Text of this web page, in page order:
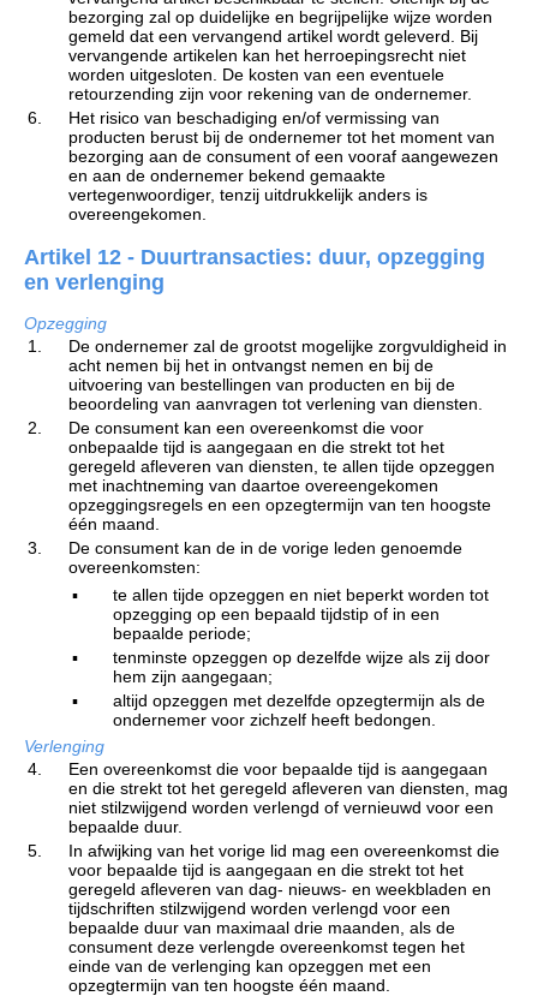
bezorging zal op duidelijke en begrijpelijke wijze worden
gemeld dat een vervangend artikel wordt geleverd. Bij
vervangende artikelen kan het herroepingsrecht niet
worden uitgesloten. De kosten van een eventuele
retourzending zijn voor rekening van de ondernemer.
6.
Het risico van beschadiging en/of vermissing van
producten berust bij de ondernemer tot het moment van
bezorging aan de consument of een vooraf aangewezen
en aan de ondernemer bekend gemaakte
vertegenwoordiger, tenzij uitdrukkelijk anders is
overeengekomen.
Artikel 12 - Duurtransacties: duur, opzegging
en verlenging
Opzegging
1.
De ondernemer zal de grootst mogelijke zorgvuldigheid in
acht nemen bij het in ontvangst nemen en bij de
uitvoering van bestellingen van producten en bij de
beoordeling van aanvragen tot verlening van diensten.
2.
De consument kan een overeenkomst die voor
onbepaalde tijd is aangegaan en die strekt tot het
geregeld afleveren van diensten, te allen tijde opzeggen
met inachtneming van daartoe overeengekomen
opzeggingsregels en een opzegtermijn van ten hoogste
één maand.
3.
De consument kan de in de vorige leden genoemde
overeenkomsten:
▪
te allen tijde opzeggen en niet beperkt worden tot
opzegging op een bepaald tijdstip of in een
bepaalde periode;
▪
tenminste opzeggen op dezelfde wijze als zij door
hem zijn aangegaan;
▪
altijd opzeggen met dezelfde opzegtermijn als de
ondernemer voor zichzelf heeft bedongen.
Verlenging
4.
Een overeenkomst die voor bepaalde tijd is aangegaan
en die strekt tot het geregeld afleveren van diensten, mag
niet stilzwijgend worden verlengd of vernieuwd voor een
bepaalde duur.
5.
In afwijking van het vorige lid mag een overeenkomst die
voor bepaalde tijd is aangegaan en die strekt tot het
geregeld afleveren van dag- nieuws- en weekbladen en
tijdschriften stilzwijgend worden verlengd voor een
bepaalde duur van maximaal drie maanden, als de
consument deze verlengde overeenkomst tegen het
einde van de verlenging kan opzeggen met een
opzegtermijn van ten hoogste één maand.